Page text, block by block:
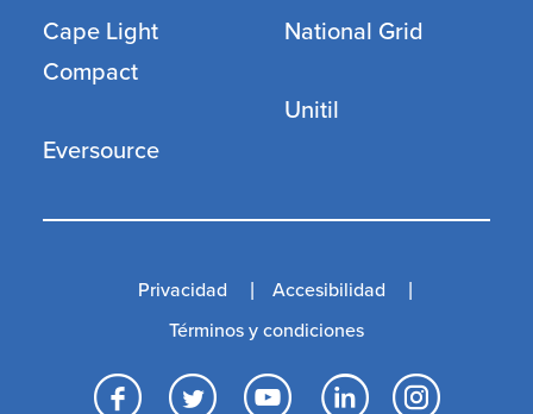
Cape Light
Compact
Eversource
National Grid
Unitil
Facebook
TwitterYouTube
Privacidad
Accesibilidad
Términos y condiciones